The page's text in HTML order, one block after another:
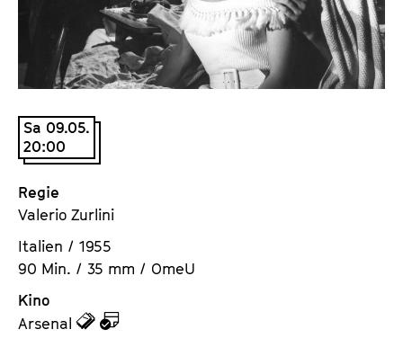
t
e
V
.
Sa 09.05.
20:00
Regie
Valerio Zurlini
Italien / 1955
90 Min. / 35 mm / OmeU
Kino
Arsenal
z